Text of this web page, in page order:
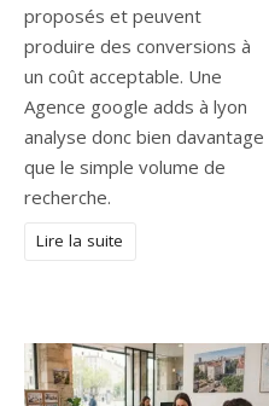
proposés et peuvent
produire des conversions à
un coût acceptable. Une
Agence google adds à lyon
analyse donc bien davantage
que le simple volume de
recherche.
Lire la suite